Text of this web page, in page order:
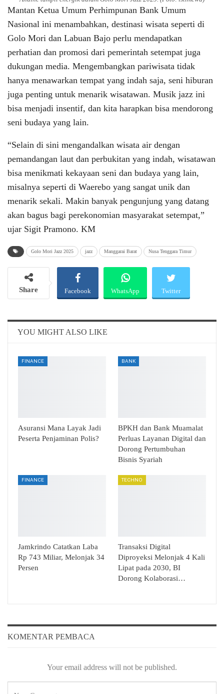
Mantan Ketua Umum Perhimpunan Bank Umum
Nasional ini menambahkan, destinasi wisata seperti di
Golo Mori dan Labuan Bajo perlu mendapatkan
perhatian dan promosi dari pemerintah setempat juga
dukungan media. Mengembangkan pariwisata tidak
hanya menawarkan tempat yang indah saja, seni hiburan
juga penting untuk menarik wisatawan. Musik jazz ini
bisa menjadi insentif, dan kita harapkan bisa mendorong
seni budaya yang lain.
“Selain di sini mengandalkan wisata air dengan
pemandangan laut dan perbukitan yang indah, wisatawan
bisa menikmati kekayaan seni dan budaya yang lain,
misalnya seperti di Waerebo yang sangat unik dan
menarik sekali. Makin banyak pengunjung yang datang
akan bagus bagi perekonomian masyarakat setempat,”
ujar Sigit Pramono. KM
Golo Mori Jazz 2025 jazz Manggarai Barat Nusa Tenggara Timur
Share Facebook WhatsApp Twitter
YOU MIGHT ALSO LIKE
FINANCE
Asuransi Mana Layak Jadi
Peserta Penjaminan Polis?
BANK
BPKH dan Bank Muamalat
Perluas Layanan Digital dan
Dorong Pertumbuhan
Bisnis Syariah
FINANCE
Jamkrindo Catatkan Laba
Rp 743 Miliar, Melonjak 34
Persen
TECHNO
Transaksi Digital
Diproyeksi Melonjak 4 Kali
Lipat pada 2030, BI
Dorong Kolaborasi…
KOMENTAR PEMBACA
Your email address will not be published.